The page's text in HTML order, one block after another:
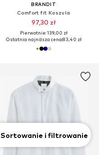
BRANDIT
Comfort fit Koszula
97,30 zł
Pierwotnie: 139,00 zł
Ostatnia najniższa cena:83,40 zł
Sortowanie i filtrowanie